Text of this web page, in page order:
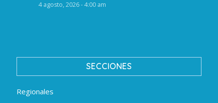
4 agosto, 2026 - 4:00 am
SECCIONES
Regionales